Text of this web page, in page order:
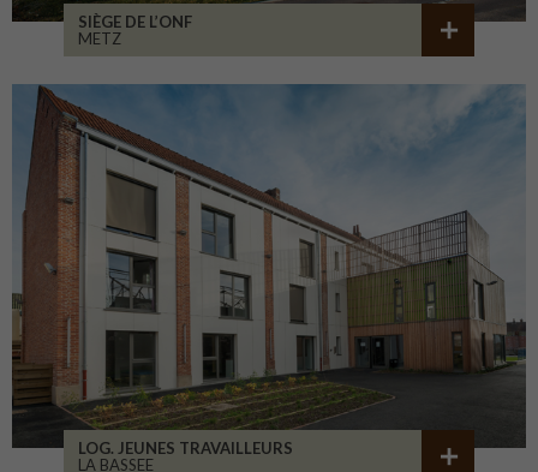
SIÈGE DE L’ONF
METZ
LOG. JEUNES TRAVAILLEURS
LA BASSEE